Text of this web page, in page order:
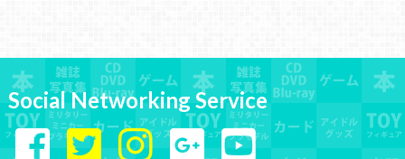
Social Networking Service